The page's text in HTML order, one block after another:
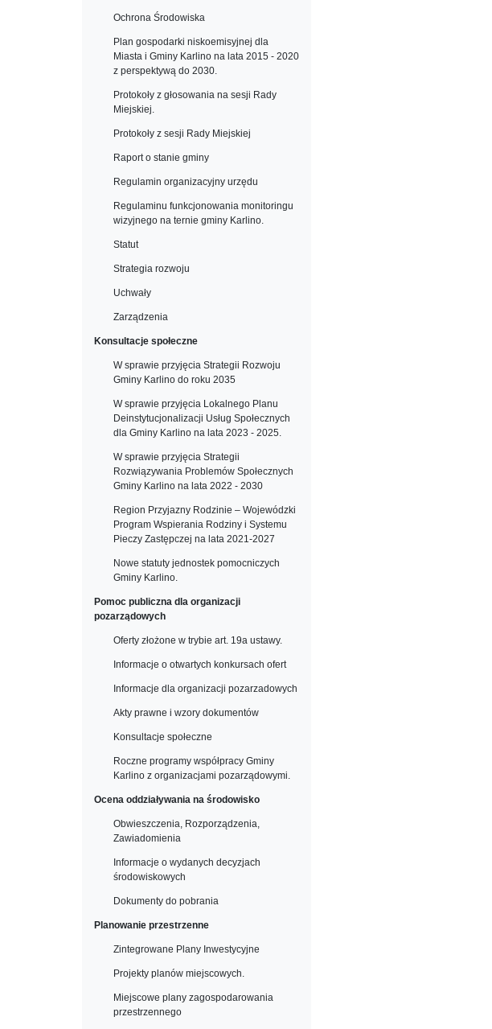
Ochrona Środowiska
Plan gospodarki niskoemisyjnej dla
Miasta i Gminy Karlino na lata 2015 - 2020
z perspektywą do 2030.
Protokoły z głosowania na sesji Rady
Miejskiej.
Protokoły z sesji Rady Miejskiej
Raport o stanie gminy
Regulamin organizacyjny urzędu
Regulaminu funkcjonowania monitoringu
wizyjnego na ternie gminy Karlino.
Statut
Strategia rozwoju
Uchwały
Zarządzenia
Konsultacje społeczne
W sprawie przyjęcia Strategii Rozwoju
Gminy Karlino do roku 2035
W sprawie przyjęcia Lokalnego Planu
Deinstytucjonalizacji Usług Społecznych
dla Gminy Karlino na lata 2023 - 2025.
W sprawie przyjęcia Strategii
Rozwiązywania Problemów Społecznych
Gminy Karlino na lata 2022 - 2030
Region Przyjazny Rodzinie – Wojewódzki
Program Wspierania Rodziny i Systemu
Pieczy Zastępczej na lata 2021-2027
Nowe statuty jednostek pomocniczych
Gminy Karlino.
Pomoc publiczna dla organizacji
pozarządowych
Oferty złożone w trybie art. 19a ustawy.
Informacje o otwartych konkursach ofert
Informacje dla organizacji pozarzadowych
Akty prawne i wzory dokumentów
Konsultacje społeczne
Roczne programy współpracy Gminy
Karlino z organizacjami pozarządowymi.
Ocena oddziaływania na środowisko
Obwieszczenia, Rozporządzenia,
Zawiadomienia
Informacje o wydanych decyzjach
środowiskowych
Dokumenty do pobrania
Planowanie przestrzenne
Zintegrowane Plany Inwestycyjne
Projekty planów miejscowych.
Miejscowe plany zagospodarowania
przestrzennego